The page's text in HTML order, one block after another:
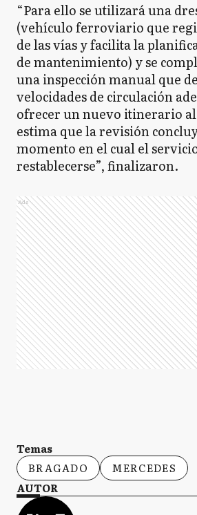
“Para ello se utilizará una
(vehículo ferroviario que
de las vías y facilita la
de mantenimiento) y se
una inspección manual que
velocidades de circulación
ofrecer un nuevo itinerario al
estima que la revisión
momento en el cual el
restablecerse”, finalizaron.
Ads
Temas
BRAGADO
MERCEDES
AUTOR